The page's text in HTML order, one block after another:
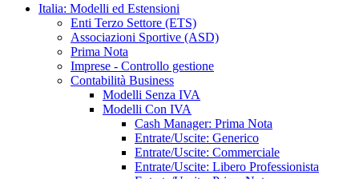
Italia: Modelli ed Estensioni
Enti Terzo Settore (ETS)
Associazioni Sportive (ASD)
Prima Nota
Imprese - Controllo gestione
Contabilità Business
Modelli Senza IVA
Modelli Con IVA
Cash Manager: Prima Nota
Entrate/Uscite: Generico
Entrate/Uscite: Commerciale
Entrate/Uscite: Libero Professionista